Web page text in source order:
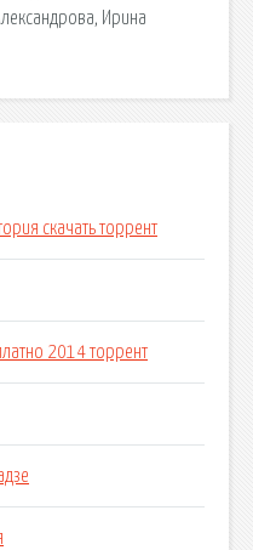
Ирина
скачать торрент
2014 торрент